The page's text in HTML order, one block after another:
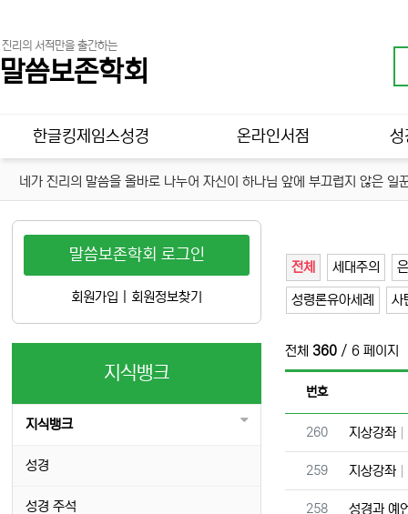
진리의 서적만을 출간하는
말씀보존학회
메인 메뉴
한글킹제임스성경 온라인서점 성
네가 진리의 말씀을 올바로 나누어 자신이 하나님 앞에 부끄럽지 않은
전체 세대주의
성령론유아세례 사
전체 360 / 6 페이지
번호
번호
260 지상강좌
번호
259 지상강좌
번호
258 성경과 예
말씀보존학회 로그인
회원가입 회원정보찾기
지식뱅크
지식뱅크
성경
성경 주석